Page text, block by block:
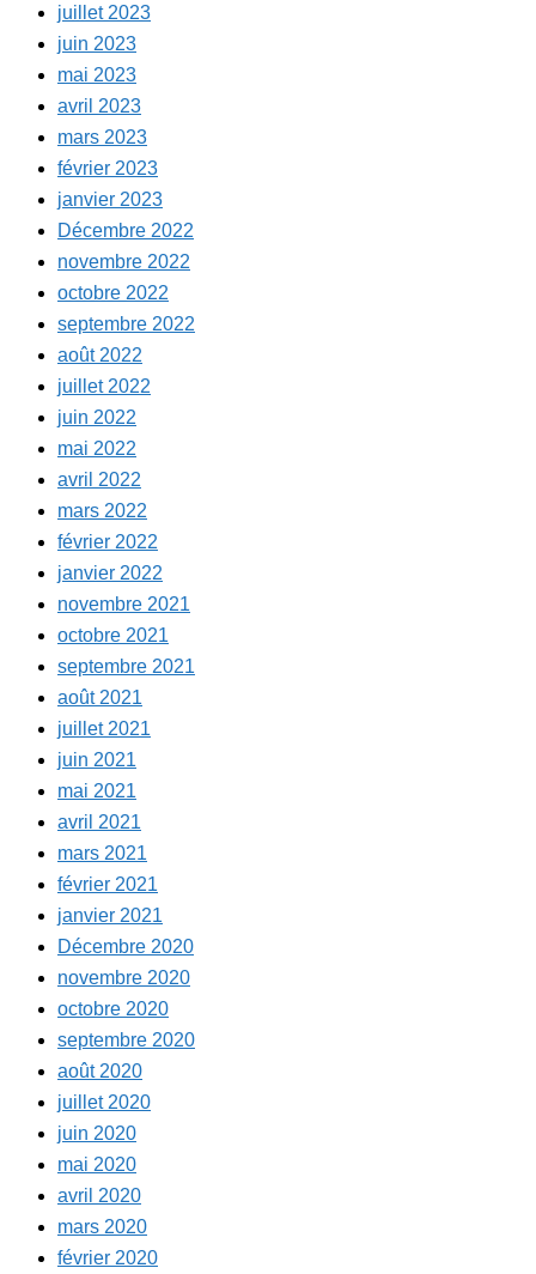
juillet 2023
juin 2023
mai 2023
avril 2023
mars 2023
février 2023
janvier 2023
Décembre 2022
novembre 2022
octobre 2022
septembre 2022
août 2022
juillet 2022
juin 2022
mai 2022
avril 2022
mars 2022
février 2022
janvier 2022
novembre 2021
octobre 2021
septembre 2021
août 2021
juillet 2021
juin 2021
mai 2021
avril 2021
mars 2021
février 2021
janvier 2021
Décembre 2020
novembre 2020
octobre 2020
septembre 2020
août 2020
juillet 2020
juin 2020
mai 2020
avril 2020
mars 2020
février 2020